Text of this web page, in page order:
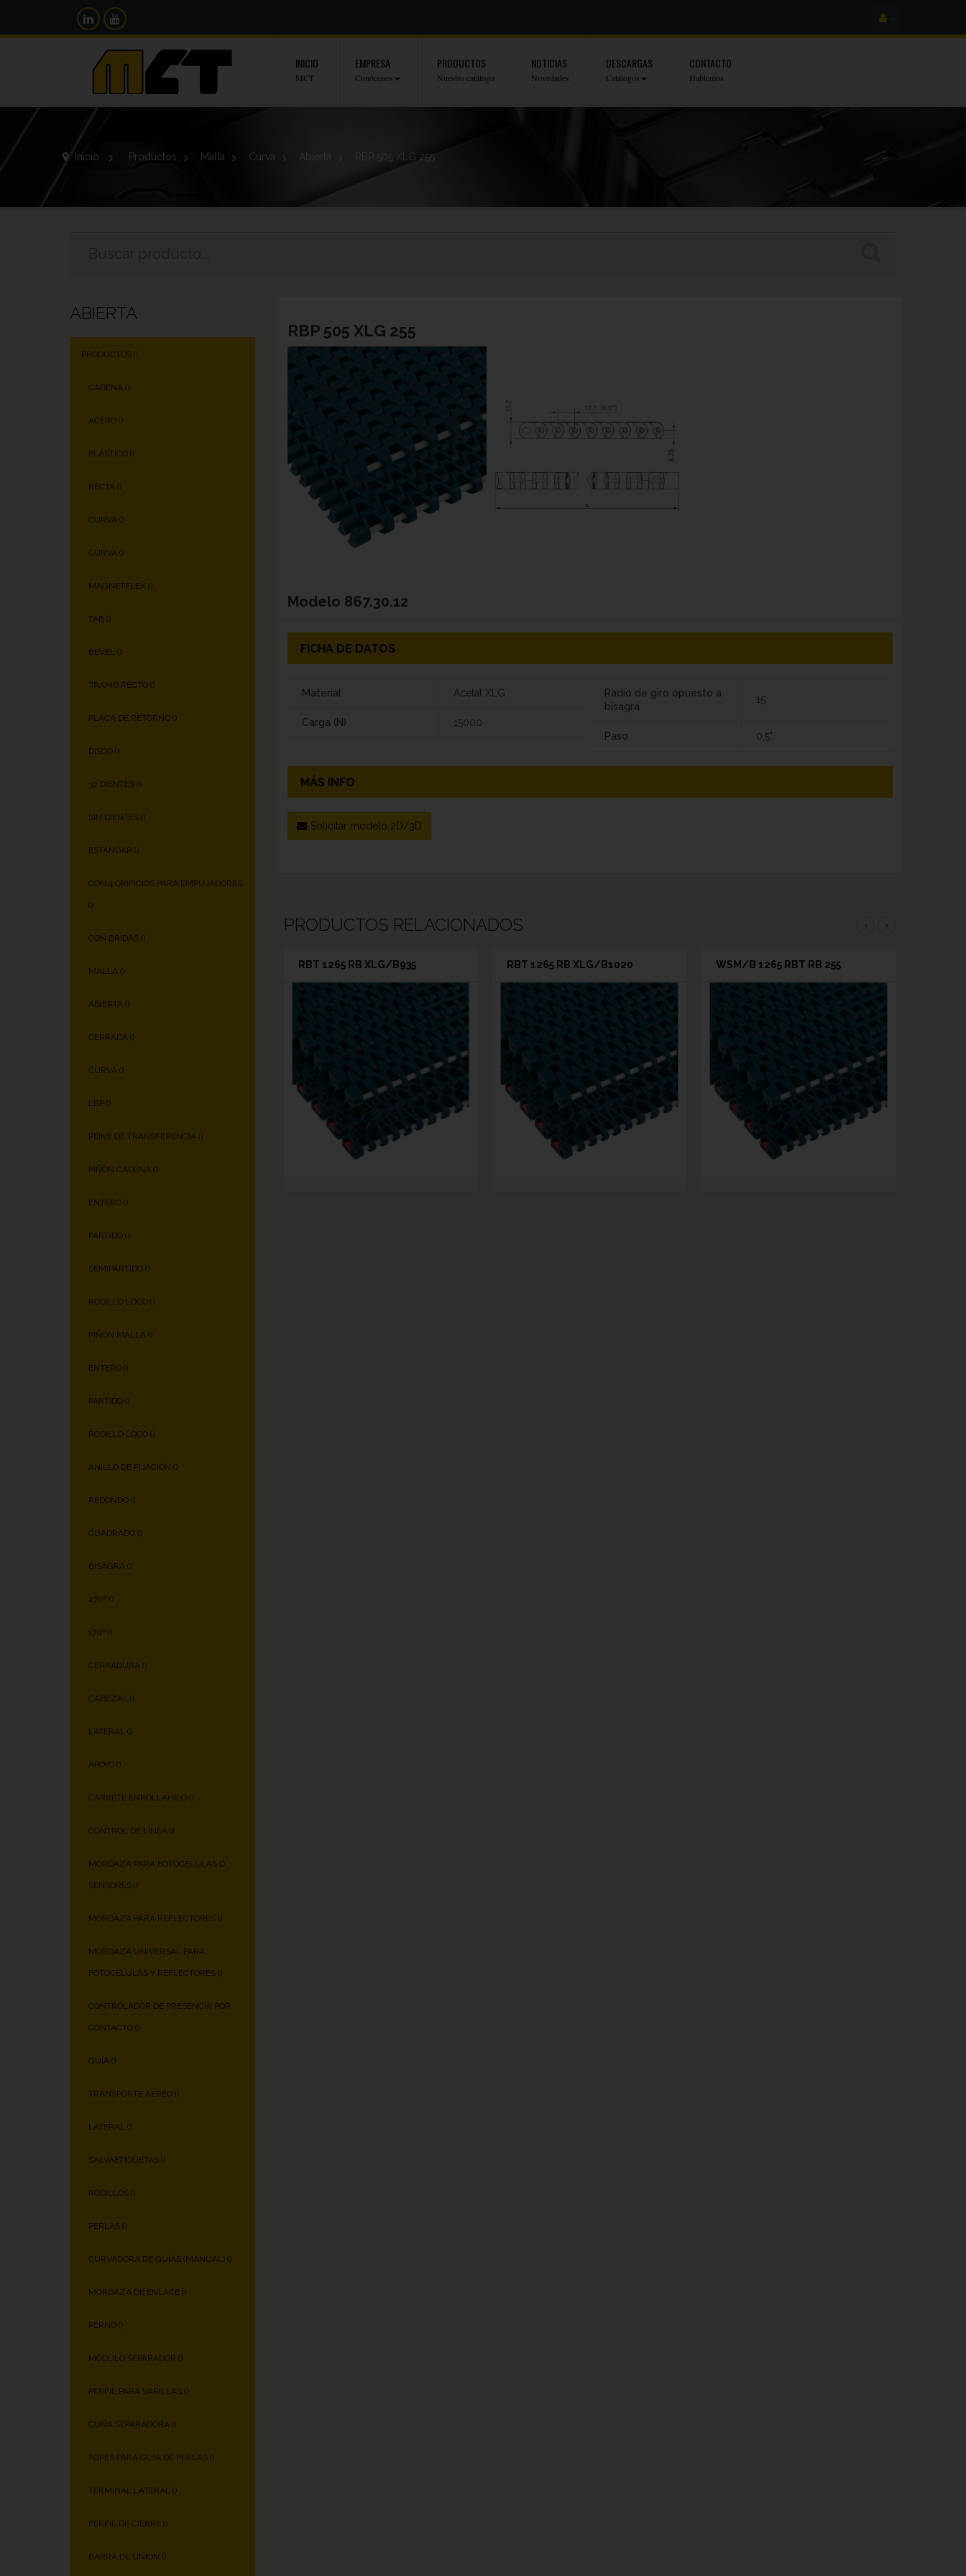
INICIO
MCT
EMPRESA
Conócenos
PRODUCTOS
Nuestro catálogo
NOTICIAS
Novedades
DESCARGAS
Catálogos
CONTACTO
Hablemos
Inicio > Productos > Malla > Curva > Abierta > RBP 505 XLG 255
ABIERTA
PRODUCTOS ()
CADENA ()
ACERO ()
PLÁSTICO ()
RECTA ()
CURVA ()
CURVA ()
MAGNETFLEX ()
TAB ()
BEVEL ()
TRAMO RECTO ()
PLACA DE RETORNO ()
DISCO ()
32 DIENTES ()
SIN DIENTES ()
ESTÁNDAR ()
CON 4 ORIFICIOS PARA EMPUJADORES
()
CON BRIDAS ()
MALLA ()
ABIERTA ()
CERRADA ()
CURVA ()
LBP ()
PEINE DE TRANSFERENCIA ()
PIÑÓN CADENA ()
ENTERO ()
PARTIDO ()
SEMIPARTIDO ()
RODILLO LOCO ()
PIÑÓN MALLA ()
ENTERO ()
PARTIDO ()
RODILLO LOCO ()
ANILLO DE FIJACIÓN ()
REDONDO ()
CUADRADO ()
BISAGRA ()
270º ()
170º ()
CERRADURA ()
CABEZAL ()
LATERAL ()
APOYO ()
CARRETE ENROLLAHILO ()
CONTROL DE LÍNEA ()
MORDAZA PARA FOTOCÉLULAS O
SENSORES ()
MORDAZA PARA REFLECTORES ()
MORDAZA UNIVERSAL PARA
FOTOCÉLULAS Y REFLECTORES ()
CONTROLADOR DE PRESENCIA POR
CONTACTO ()
GUÍA ()
TRANSPORTE AÉREO ()
LATERAL ()
SALVAETIQUETAS ()
RODILLOS ()
PERLAS ()
CURVADORA DE GUÍAS (MANUAL) ()
MORDAZA DE ENLACE ()
PERNO ()
MÓDULO SEPARADOR ()
PERFIL PARA VARILLAS ()
CUÑA SEPARADORA ()
TOPES PARA GUÍA DE PERLAS ()
TERMINAL LATERAL ()
PERFIL DE CIERRE ()
BARRA DE UNIÓN ()
RBP 505 XLG 255
Modelo 867.30.12
FICHA DE DATOS
Material Acetal XLG
Carga (N) 15000
Radio de giro opuesto a
bisagra
15
Paso 0,5"
MÁS INFO
Solicitar modelo 2D/3D
PRODUCTOS RELACIONADOS ‹ ›
RBT 1265 RB XLG/B935 RBT 1265 RB XLG/B1020 WSM/B 1265 RBT RB 255